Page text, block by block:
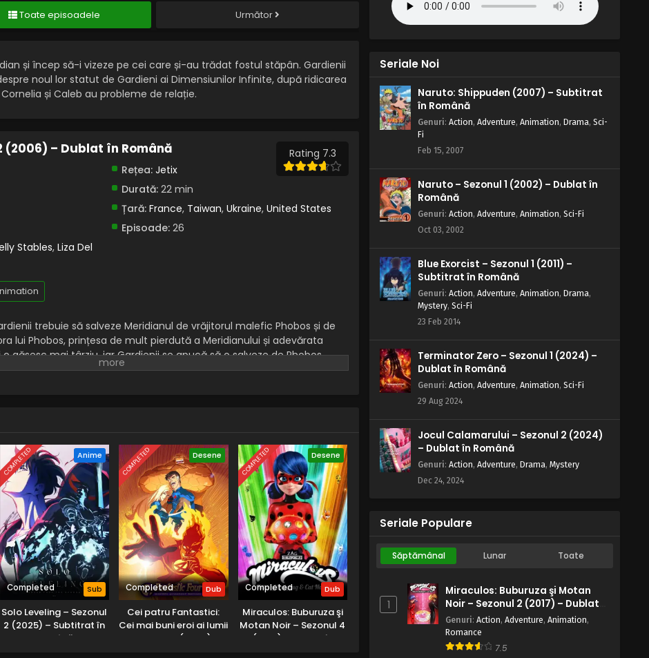
Toate episoadele Următor
și încep să-i vizeze pe cei care și-au trădat fostul stăpân. Gardienii
noul lor statut de Gardieni ai Dimensiunilor Infinite, după ridicarea
și Caleb au probleme de relație.
(2006) – Dublat în Română
Rating 7.3
Rețea: Jetix
Durată:22 min
Țară: France, Taiwan, Ukraine, United States
Episoade:26
Stables, Liza Del
trebuie să salveze Meridianul de vrăjitorul malefic Phobos și de
lui Phobos, prințesa de mult pierdută a Meridianului și adevărata
găsesc mai târziu, iar Gardienii se apucă să o salveze de Phobos.
de rău și adevăratul moștenitor urcă pe tron, o nouă vrăjitoare
COMPLETED Anime
Completed Sub
Solo Leveling – Sezonul
2 (2025) – Subtitrat în
Română
COMPLETED Desene
Completed Dub
Cei patru Fantastici:
Cei mai buni eroi ai lumii
– Sezonul 1 (2006) –
COMPLETED Desene
Completed Dub
Miraculos: Buburuza şi
Motan Noir – Sezonul 4
(2021) – Dublat în
Seriale Noi
Naruto: Shippuden (2007) – Subtitrat
în Română
Genuri: Action, Adventure, Animation, Drama, Sci-
Fi
Feb 15, 2007
Naruto – Sezonul 1 (2002) – Dublat în
Română
Genuri: Action, Adventure, Animation, Sci-Fi
Oct 03, 2002
Blue Exorcist – Sezonul 1 (2011) –
Subtitrat în Română
Genuri: Action, Adventure, Animation, Drama,
Mystery, Sci-Fi
23 Feb 2014
Terminator Zero – Sezonul 1 (2024) –
Dublat în Română
Genuri: Action, Adventure, Animation, Sci-Fi
29 Aug 2024
Jocul Calamarului – Sezonul 2 (2024)
– Dublat în Română
Genuri: Action, Adventure, Drama, Mystery
Dec 24, 2024
Seriale Populare
Săptămânal Lunar Toate
1
Miraculos: Buburuza şi Motan
Noir – Sezonul 2 (2017) – Dublat
în Română
Genuri: Action, Adventure, Animation,
Romance
7.5